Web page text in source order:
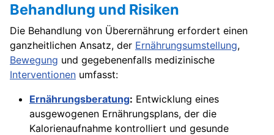
Behandlung und Risiken
Die Behandlung von Überernährung erfordert einen
ganzheitlichen Ansatz, der Ernährungsumstellung,
Bewegung und gegebenenfalls medizinische
Interventionen umfasst:
Ernährungsberatung: Entwicklung eines
ausgewogenen Ernährungsplans, der die
Kalorienaufnahme kontrolliert und gesunde